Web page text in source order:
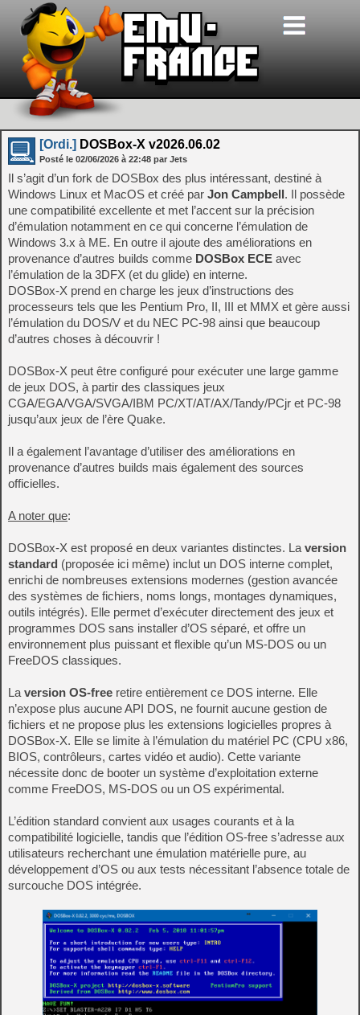
[Ordi.] DOSBox-X v2026.06.02
Posté le 02/06/2026 à 22:48 par Jets
Il s’agit d’un fork de DOSBox des plus intéressant, destiné à
Windows Linux et MacOS et créé par Jon Campbell. Il possède
une compatibilité excellente et met l’accent sur la précision
d’émulation notamment en ce qui concerne l’émulation de
Windows 3.x à ME. En outre il ajoute des améliorations en
provenance d’autres builds comme DOSBox ECE avec
l’émulation de la 3DFX (et du glide) en interne.
DOSBox-X prend en charge les jeux d’instructions des
processeurs tels que les Pentium Pro, II, III et MMX et gère aussi
l’émulation du DOS/V et du NEC PC-98 ainsi que beaucoup
d’autres choses à découvrir !
DOSBox-X peut être configuré pour exécuter une large gamme
de jeux DOS, à partir des classiques jeux
CGA/EGA/VGA/SVGA/IBM PC/XT/AT/AX/Tandy/PCjr et PC-98
jusqu’aux jeux de l’ère Quake.
Il a également l’avantage d’utiliser des améliorations en
provenance d’autres builds mais également des sources
officielles.
A noter que:
DOSBox‑X est proposé en deux variantes distinctes. La version
standard (proposée ici même) inclut un DOS interne complet,
enrichi de nombreuses extensions modernes (gestion avancée
des systèmes de fichiers, noms longs, montages dynamiques,
outils intégrés). Elle permet d’exécuter directement des jeux et
programmes DOS sans installer d’OS séparé, et offre un
environnement plus puissant et flexible qu’un MS‑DOS ou un
FreeDOS classiques.
La version OS‑free retire entièrement ce DOS interne. Elle
n’expose plus aucune API DOS, ne fournit aucune gestion de
fichiers et ne propose plus les extensions logicielles propres à
DOSBox‑X. Elle se limite à l’émulation du matériel PC (CPU x86,
BIOS, contrôleurs, cartes vidéo et audio). Cette variante
nécessite donc de booter un système d’exploitation externe
comme FreeDOS, MS‑DOS ou un OS expérimental.
L’édition standard convient aux usages courants et à la
compatibilité logicielle, tandis que l’édition OS‑free s’adresse aux
utilisateurs recherchant une émulation matérielle pure, au
développement d’OS ou aux tests nécessitant l’absence totale de
surcouche DOS intégrée.